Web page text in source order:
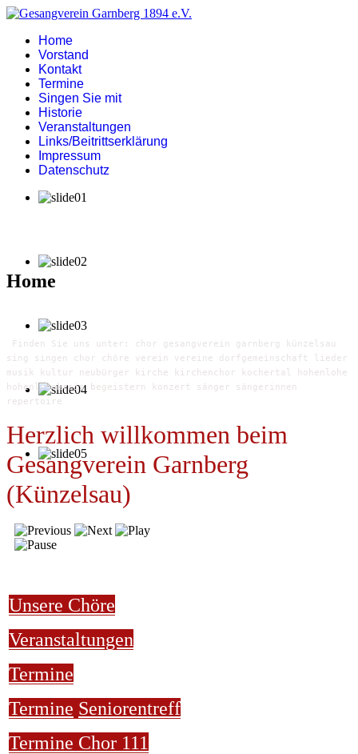
Home
Vorstand
Kontakt
Termine
Singen Sie mit
Historie
Veranstaltungen
Links/Beitrittserklärung
Impressum
Datenschutz
Home
Finden Sie uns unter: chor gesangverein garnberg künzelsau
sing singen chor chöre verein vereine dorfgemeinschaft lieder
musik kultur neubürger kirche kirchenchor kochertal hohenlohe
hohenlohekreis begeistern konzert sänger sängerinnen
repertoire
Herzlich willkommen beim
Gesangverein Garnberg
(Künzelsau)
Unsere Chöre
Veranstaltungen
Termine
Termine Seniorentreff
Termine Chor 111